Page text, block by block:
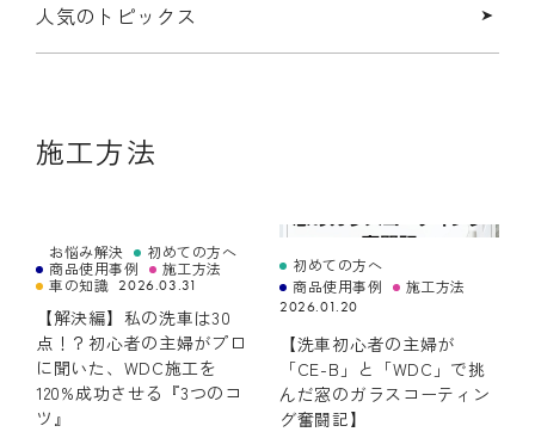
PRODUCT
お悩みからさがす
洗車用品からさがす
TOPICS
人気のトピックス
施工方法
お悩み解決
初めての方へ
商品使用事例
施工方法
車の知識 2026.03.31
【解決編】私の洗車は30
点！？初心者の主婦がプロ
に聞いた、WDC施工を
120%成功させる『3つのコ
ツ』
初めての方へ
商品使用事例
施工方法
2026.01.20
【洗車初心者の主婦が
「CE-B」と「WDC」で挑
んだ窓のガラスコーティン
グ奮闘記】